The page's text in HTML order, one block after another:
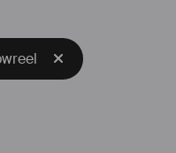
+9500㎡
de tournages